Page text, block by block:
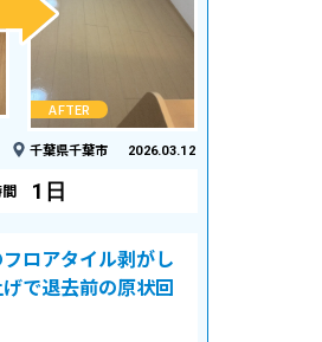
AFTER
千葉県千葉市 2026.03.12
1日
ロアタイル剥がし
で退去前の原状回